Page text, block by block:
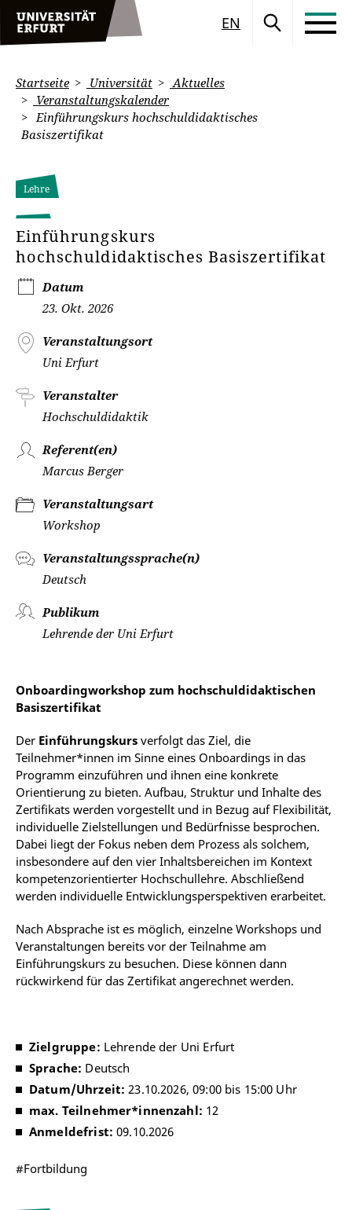
EN
Startseite Universität
Aktuelles
Veranstaltungskalender
Einführungskurs hochschuldidaktisches
Basiszertifikat
Lehre
Einführungskurs
hochschuldidaktisches Basiszertifikat
Datum
23. Okt. 2026
Veranstaltungsort
Uni Erfurt
Veranstalter
Hochschuldidaktik
Referent(en)
Marcus Berger
Veranstaltungsart
Workshop
Veranstaltungssprache(n)
Deutsch
Publikum
Lehrende der Uni Erfurt
Onboardingworkshop zum hochschuldidaktischen
Basiszertifikat
Der Einführungskurs verfolgt das Ziel, die
Teilnehmer*innen im Sinne eines Onboardings in das
Programm einzuführen und ihnen eine konkrete
Orientierung zu bieten. Aufbau, Struktur und Inhalte des
Zertifikats werden vorgestellt und in Bezug auf Flexibilität,
individuelle Zielstellungen und Bedürfnisse besprochen.
Dabei liegt der Fokus neben dem Prozess als solchem,
insbesondere auf den vier Inhaltsbereichen im Kontext
kompetenzorientierter Hochschullehre. Abschließend
werden individuelle Entwicklungsperspektiven erarbeitet.
Nach Absprache ist es möglich, einzelne Workshops und
Veranstaltungen bereits vor der Teilnahme am
Einführungskurs zu besuchen. Diese können dann
rückwirkend für das Zertifikat angerechnet werden.
Zielgruppe: Lehrende der Uni Erfurt
Sprache: Deutsch
Datum/Uhrzeit: 23.10.2026, 09:00 bis 15:00 Uhr
max. Teilnehmer*innenzahl: 12
Anmeldefrist:09.10.2026
#Fortbildung